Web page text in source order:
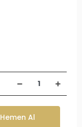
Hemen Al